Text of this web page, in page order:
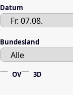
Datum
Bundesland
OV 3D